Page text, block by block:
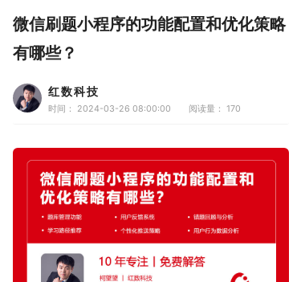
微信刷题小程序的功能配置和优化策略
有哪些？
红数科技
时间： 2024-03-26 08:00:00 阅读量： 170